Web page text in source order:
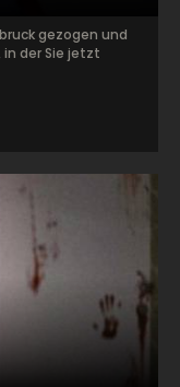
gezogen und
in der Sie jetzt